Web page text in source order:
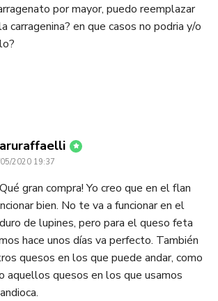
por mayor, puedo reemplazar
carragenina? en que casos no podria y/o
dice:
2020 19:37
gran compra! Yo creo que en el flan
bien. No te va a funcionar en el
de lupines, pero para el queso feta
hace unos días va perfecto. También
quesos en los que puede andar, como
aquellos quesos en los que usamos